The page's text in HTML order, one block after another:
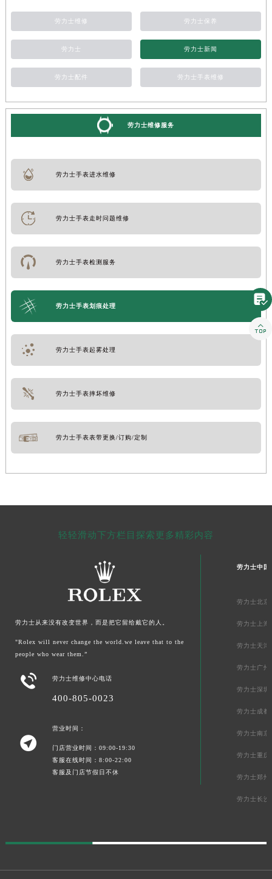
劳力士维修 劳力士保养
劳力士 劳力士新闻
劳力士配件 劳力士手表维修
劳力士维修服务
劳力士手表进水维修
劳力士手表走时问题维修
劳力士手表检测服务
劳力士手表划痕处理
劳力士手表起雾处理
劳力士手表摔坏维修
劳力士手表表带更换/订购/定制
轻轻滑动下方栏目探索更多精彩内容
劳力士从来没有改变世界，而是把它留给戴它的人。
"Rolex will never change the world.we leave that to the
people who wear them.”
 劳力士维修中心电话
400-805-0023

营业时间：
门店营业时间：09:00-19:30
客服在线时间：8:00-22:00
客服及门店节假日不休
劳力士中国
劳力士北京
劳力士上海
劳力士天津
劳力士广州
劳力士深圳
劳力士成都
劳力士南京
劳力士重庆
劳力士郑州
劳力士长沙

